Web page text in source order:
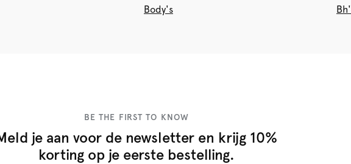
Body's
BE THE FIRST TO KNOW
je aan voor de newsletter en krijg 10%
korting op je eerste bestelling.